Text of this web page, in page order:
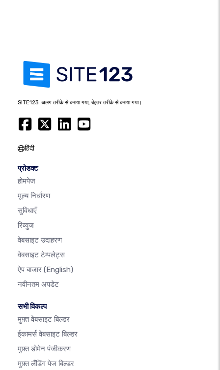
SITE123: अलग तरीके से बनाया गया, बेहतर तरीके से बनाया गया।
हिंदी
प्रोडक्ट
होमपेज
मूल्य निर्धारण
सुविधाएँ
रिव्युज
वेबसाइट उदाहरण
वेबसाइट टेम्पलेट्स
ऐप बाजार (English)
नवीनतम अपडेट
सभी विकल्प
मुफ़्त वेबसाइट बिल्डर
ईकामर्स वेबसाइट बिल्डर
मुफ़्त डोमेन पंजीकरण
मुफ़्त लैंडिंग पेज बिल्डर